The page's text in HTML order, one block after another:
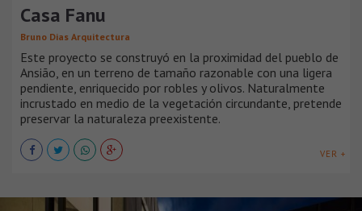
Casa Fanu
Bruno Dias Arquitectura
Este proyecto se construyó en la proximidad del pueblo de
Ansião, en un terreno de tamaño razonable con una ligera
pendiente, enriquecido por robles y olivos. Naturalmente
incrustado en medio de la vegetación circundante, pretende
preservar la naturaleza preexistente.
VER +